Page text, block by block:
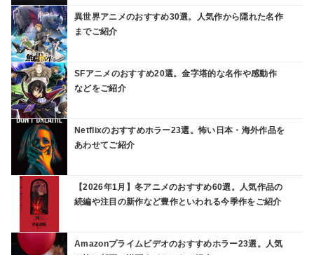
異世界アニメのおすすめ30選。人気作から隠れた名作
までご紹介
SFアニメのおすすめ20選。金字塔的な名作や感動作
などをご紹介
Netflixのおすすめホラー23選。怖い日本・海外作品を
あわせてご紹介
【2026年1月】冬アニメのおすすめ60選。人気作品の
続編や注目の新作など豊作といわれる今季作をご紹介
Amazonプライムビデオのおすすめホラー23選。人気